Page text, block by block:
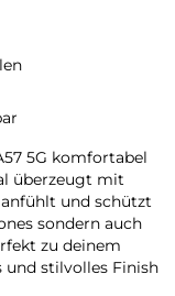
5G komfortabel
überzeugt mit
und schützt
sondern auch
zu deinem
und stilvolles Finish